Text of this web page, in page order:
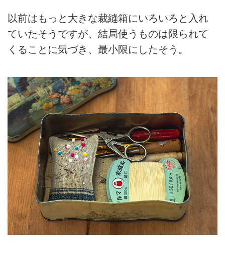
以前はもっと大きな裁縫箱にいろいろと入れ
ていたそうですが、結局使うものは限られて
くることに気づき、最小限にしたそう。